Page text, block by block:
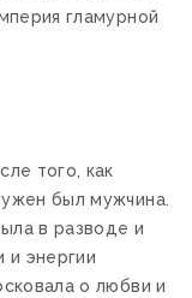
гламурной
того, как
был мужчина.
в разводе и
и энергии
о любви и